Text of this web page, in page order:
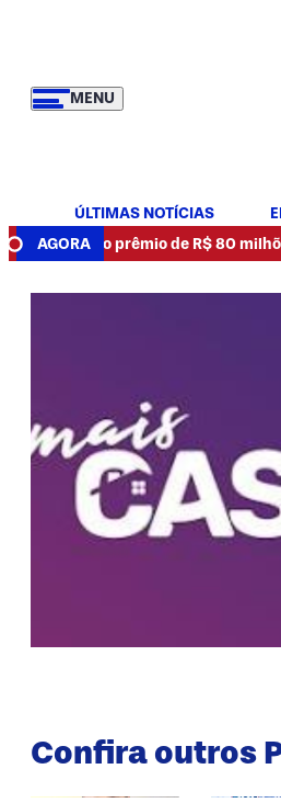
MENU
ÚLTIMAS NOTÍCIAS
AGORA
do prêmio de R$ 80 milhões
Confira outros